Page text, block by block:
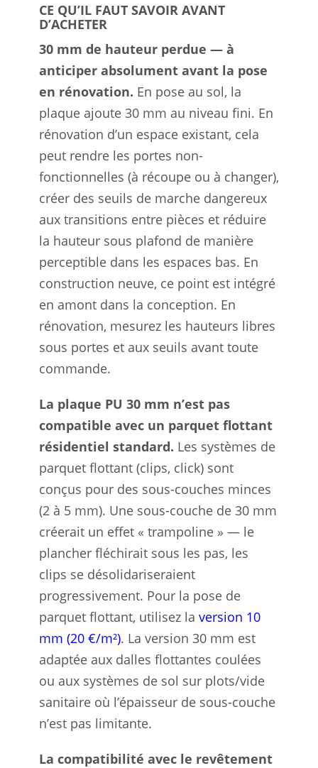
CE QU’IL FAUT SAVOIR AVANT
D’ACHETER
30 mm de hauteur perdue — à
anticiper absolument avant la pose
en rénovation. En pose au sol, la
plaque ajoute 30 mm au niveau fini. En
rénovation d’un espace existant, cela
peut rendre les portes non-
fonctionnelles (à récoupe ou à changer),
créer des seuils de marche dangereux
aux transitions entre pièces et réduire
la hauteur sous plafond de manière
perceptible dans les espaces bas. En
construction neuve, ce point est intégré
en amont dans la conception. En
rénovation, mesurez les hauteurs libres
sous portes et aux seuils avant toute
commande.
La plaque PU 30 mm n’est pas
compatible avec un parquet flottant
résidentiel standard. Les systèmes de
parquet flottant (clips, click) sont
conçus pour des sous-couches minces
(2 à 5 mm). Une sous-couche de 30 mm
créerait un effet « trampoline » — le
plancher fléchirait sous les pas, les
clips se désolidariseraient
progressivement. Pour la pose de
parquet flottant, utilisez la version 10
mm (20 €/m²). La version 30 mm est
adaptée aux dalles flottantes coulées
ou aux systèmes de sol sur plots/vide
sanitaire où l’épaisseur de sous-couche
n’est pas limitante.
La compatibilité avec le revêtement